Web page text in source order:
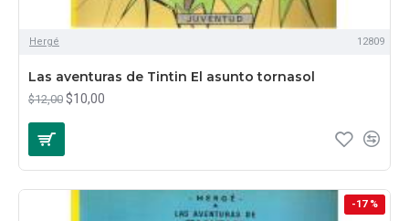
Hergé 12809
Las aventuras de Tintin El asunto tornasol
$12,00 $10,00
-17 %